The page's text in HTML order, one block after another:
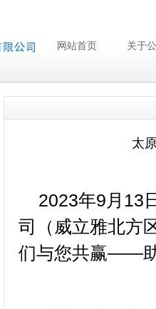
网站首页 关于
太
2023年9 月 13
司（威立雅北方
们与您共赢——